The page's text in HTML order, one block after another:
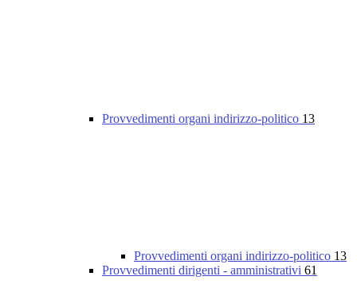
Provvedimenti organi indirizzo-politico 13
Provvedimenti organi indirizzo-politico 13
Provvedimenti dirigenti - amministrativi 61